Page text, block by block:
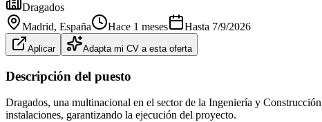
Dragados
Madrid, España Hace 1 meses Hasta 7/9/2026
Aplicar Adapta mi CV a esta oferta
Descripción del puesto
Dragados, una multinacional en el sector de la Ingeniería y
instalaciones, garantizando la ejecución del proyecto.